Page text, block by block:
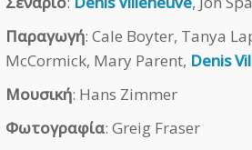
Παραγωγή: Cale Boyter, Tanya
McCormick, Mary Parent, Denis
Μουσική: Hans Zimmer
Φωτογραφία: Greig Fraser